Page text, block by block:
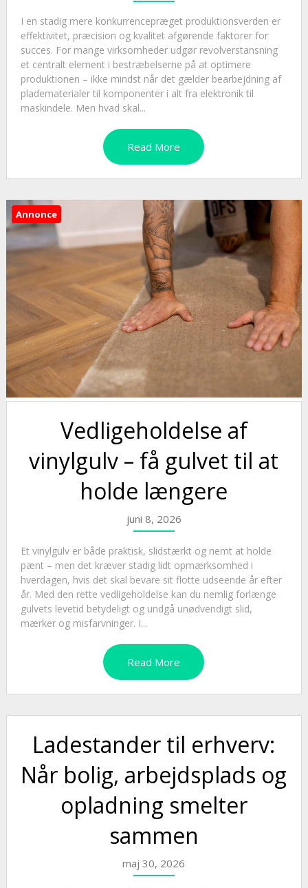
I en stadig mere konkurrencepræget produktionsverden er
effektivitet, præcision og kvalitet afgørende faktorer for
succes. For mange virksomheder udgør revolverstansning
et centralt element i bestræbelserne på at optimere
produktionen – ikke mindst når det gælder bearbejdning af
pladematerialer til komponenter i alt fra elektronik til
maskindele. Men hvad skal...
Read More
Annonce
Vedligeholdelse af
vinylgulv – få gulvet til at
holde længere
juni 8, 2026
Et vinylgulv er både praktisk, slidstærkt og nemt at holde
pænt – men det kræver stadig lidt opmærksomhed i
hverdagen, hvis det skal bevare sit flotte udseende år efter
år. Med den rette vedligeholdelse kan du nemlig forlænge
gulvets levetid betydeligt og undgå unødvendigt slid,
mærker og misfarvninger. I...
Read More
Ladestander til erhverv:
Når bolig, arbejdsplads og
opladning smelter
sammen
maj 30, 2026